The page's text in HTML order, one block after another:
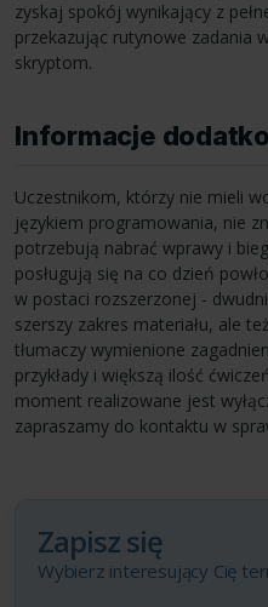
zyskaj spokój wynikający z
przekazując rutynowe zadania
skryptom.
Informacje
Uczestnikom, którzy nie mieli
językiem programowania, nie
potrzebują nabrać wprawy i
posługują się na co dzień
w postaci rozszerzonej -
szerszy zakres materiału, ale
tłumaczy wymienione
przykłady i większą ilość
moment realizowane jest
zapraszamy do kontaktu w
Zapisz się
Wybierz interesujący Cię